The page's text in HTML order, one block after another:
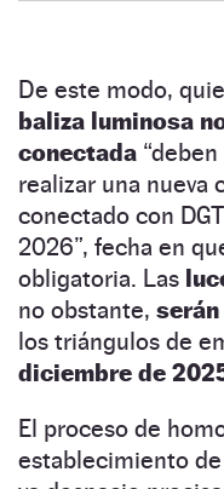
De este modo,
baliza luminosa
conectada
realizar una nueva
conectado con
2026”, fecha en
obligatoria. Las
no obstante,
los triángulos de
diciembre de
El proceso de
establecimiento